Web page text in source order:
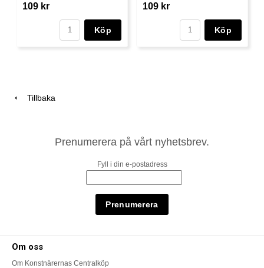
109 kr
Köp
109 kr
Köp
Tillbaka
Prenumerera på vårt nyhetsbrev.
Fyll i din e-postadress
Om oss
Om Konstnärernas Centralköp